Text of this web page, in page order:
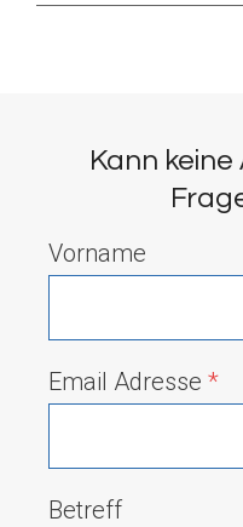
Kann
Vorname
Email Adresse *
Betreff